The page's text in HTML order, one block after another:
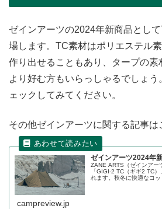
ゼインアーツの2024年新商品とし
場します。TC素材はポリエステル
作り出せることもあり、タープの素
より好む方もいらっしゃるでしょ
ェックしてみてください。
その他ゼインアーツに関する記事は
ゼインアーツ2024年
ZANE ARTS（ゼインアー
「GIGI-2 TC（ギギ2 TC
れます。秋冬に快適なコ
campreview.jp